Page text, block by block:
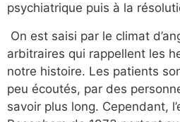
psychiatrique puis à la
On est saisi par le climat
arbitraires qui rappellent les
notre histoire. Les patients
peu écoutés, par des
savoir plus long. Cependant,